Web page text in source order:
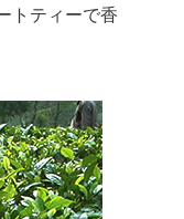
トティーで香